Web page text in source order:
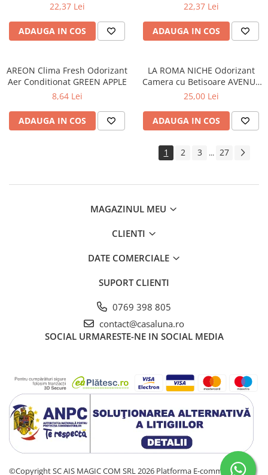
Spray
Casete cadou
Pentru COPIL
Pentru EL
22,37 Lei
ADAUGA IN COS
22,37 Lei
ADAUGA IN COS
AREON Clima Fresh Odorizant
Aer Conditionat GREEN APPLE
8,64 Lei
ADAUGA IN COS
LA ROMA NICHE Odorizant
Camera cu Betisoare AVENUE
120 ml
25,00 Lei
ADAUGA IN COS
1 2 3 ... 27
MAGAZINUL MEU
CLIENTI
DATE COMERCIALE
SUPORT CLIENTI
0769 398 805
contact@casaluna.ro
SOCIAL URMARESTE-NE IN SOCIAL MEDIA
©Copyright SC AIS MAGIC COM SRL 2026 Platforma E-commerce by